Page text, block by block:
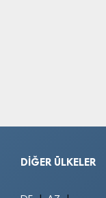
DIĞER ÜLKELER